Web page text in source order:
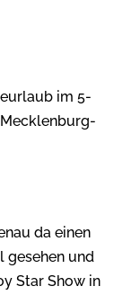
im 5-
da einen
gesehen und
Star Show in